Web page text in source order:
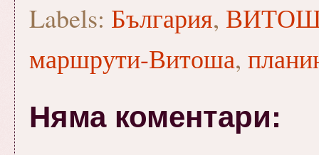
Labels: България, ВИТОША
маршрути-Витоша,
Няма коментари: